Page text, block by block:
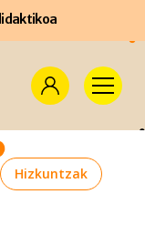
Hizkuntzak